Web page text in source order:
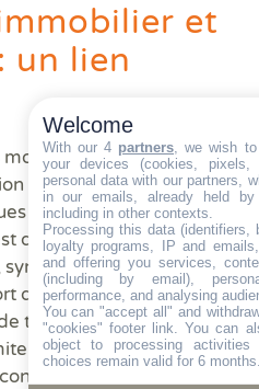
et
un lien
montants engagés dans
sont importants, plus
sont ambitieux, plus la
déterminante. Pour les
et collectivités,
de qualité permet de
travaux, optimiser les
les risques juridiques.
que le
Welcome
With our 4 partners , we wish
your devices (cookies,
personal data with our partners,
in our emails, already held
including in other contexts.
Processing this data (identifiers,
loyalty programs, IP and
and offering you services,
(including by email),
performance, and analysing
You can "accept all" and
"cookies" footer link . You can
object to processing
choices remain valid for 6